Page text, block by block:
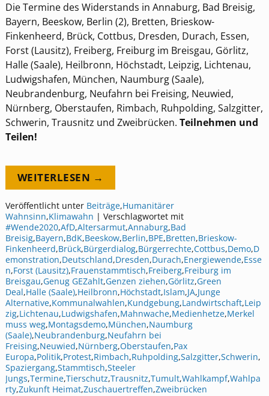
Die Termine des Widerstands in Annaburg, Bad Breisig,
Bayern, Beeskow, Berlin (2), Bretten, Brieskow-
Finkenheerd, Brück, Cottbus, Dresden, Durach, Essen,
Forst (Lausitz), Freiberg, Freiburg im Breisgau, Görlitz,
Halle (Saale), Heilbronn, Höchstadt, Leipzig, Lichtenau,
Ludwigshafen, München, Naumburg (Saale),
Neubrandenburg, Neufahrn bei Freising, Neuwied,
Nürnberg, Oberstaufen, Rimbach, Ruhpolding, Salzgitter,
Schwerin, Trausnitz und Zweibrücken. Teilnehmen und
Teilen!
WEITERLESEN →
Veröffentlicht unter Beiträge,Humanitärer
Wahnsinn,Klimawahn | Verschlagwortet mit
#Wende2020,AfD,Altersarmut,Annaburg,Bad
Breisig,Bayern,BdK,Beeskow,Berlin,BPE,Bretten,Brieskow-
Finkenheerd,Brück,Bürgerdialog,Bürgerrechte,Cottbus,Demo,D
emonstration,Deutschland,Dresden,Durach,Energiewende,Esse
n,Forst (Lausitz),Frauenstammtisch,Freiberg,Freiburg im
Breisgau,Genug GEZahlt,Genzen ziehen,Görlitz,Green
Deal,Halle (Saale),Heilbronn,Höchstadt,Islam,JA,Junge
Alternative,Kommunalwahlen,Kundgebung,Landwirtschaft,Leip
zig,Lichtenau,Ludwigshafen,Mahnwache,Medienhetze,Merkel
muss weg,Montagsdemo,München,Naumburg
(Saale),Neubrandenburg,Neufahrn bei
Freising,Neuwied,Nürnberg,Oberstaufen,Pax
Europa,Politik,Protest,Rimbach,Ruhpolding,Salzgitter,Schwerin,
Spaziergang,Stammtisch,Steeler
Jungs,Termine,Tierschutz,Trausnitz,Tumult,Wahlkampf,Wahlpa
rty,Zukunft Heimat,Zuschauertreffen,Zweibrücken